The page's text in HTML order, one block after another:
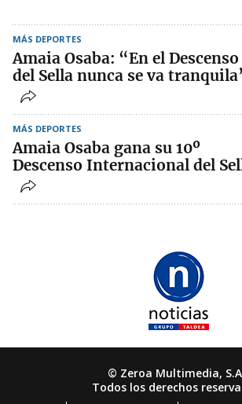
MÁS DEPORTES
Amaia Osaba: “En el Descenso
del Sella nunca se va
MÁS DEPORTES
Amaia Osaba gana su 10º
Descenso Internacional del
© Zeroa Multimedia,
Todos los derechos